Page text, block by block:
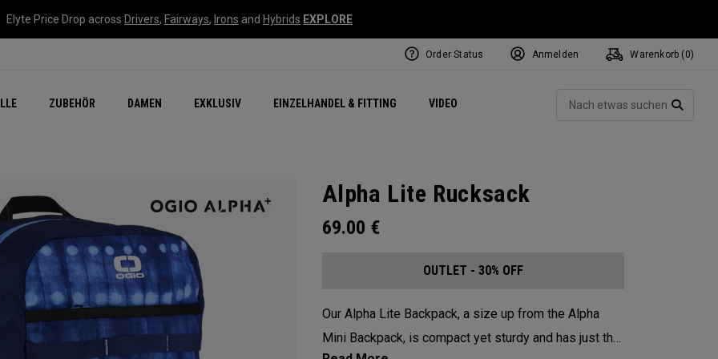
Elyte Price Drop across Drivers, Fairways, Irons and Hybrids EXPLORE
ZUBEHÖR DAMEN EXKLUSIV EINZELHANDEL & FITTING VIDEO
Neu – Quantum Exclusive Mavrik Complete Sets
Neu Chrome Tour Exklusiv - Golfbälle
Zubehör
NEW Golf Bags
New - REVA Complete Sets Women's Golf Balls
Exklusiv - Zubehör
Online Selector Tools Regional Performance Centers
Order Status Anmelden Warenkorb ( 0)
Alpha Lite Rucksack
69.00 €
OUTLET - 30% OFF
Our Alpha Lite Backpack, a size up from the Alpha
Mini Backpack, is compact yet sturdy and has just the